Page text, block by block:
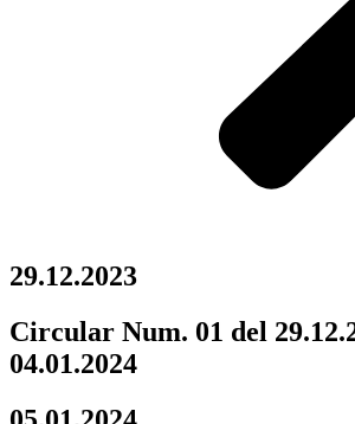
29.12.2023
Circular Num. 01 del
04.01.2024